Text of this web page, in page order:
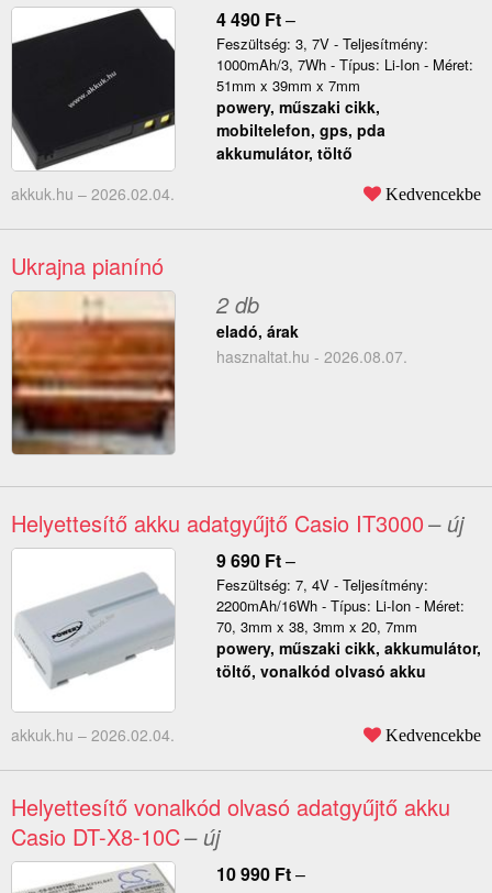
4 490 Ft–
Feszültség: 3, 7V - Teljesítmény:
1000mAh/3, 7Wh - Típus: Li-Ion - Méret:
51mm x 39mm x 7mm
powery, műszaki cikk,
mobiltelefon, gps, pda
akkumulátor, töltő
akkuk.hu – 2026.02.04. Kedvencekbe
Ukrajna pianínó
2 db
eladó, árak
hasznaltat.hu - 2026.08.07.
Helyettesítő akku adatgyűjtő Casio IT3000– új
9 690 Ft–
Feszültség: 7, 4V - Teljesítmény:
2200mAh/16Wh - Típus: Li-Ion - Méret:
70, 3mm x 38, 3mm x 20, 7mm
powery, műszaki cikk, akkumulátor,
töltő, vonalkód olvasó akku
akkuk.hu – 2026.02.04. Kedvencekbe
Helyettesítő vonalkód olvasó adatgyűjtő akku
Casio DT-X8-10C– új
10 990 Ft–